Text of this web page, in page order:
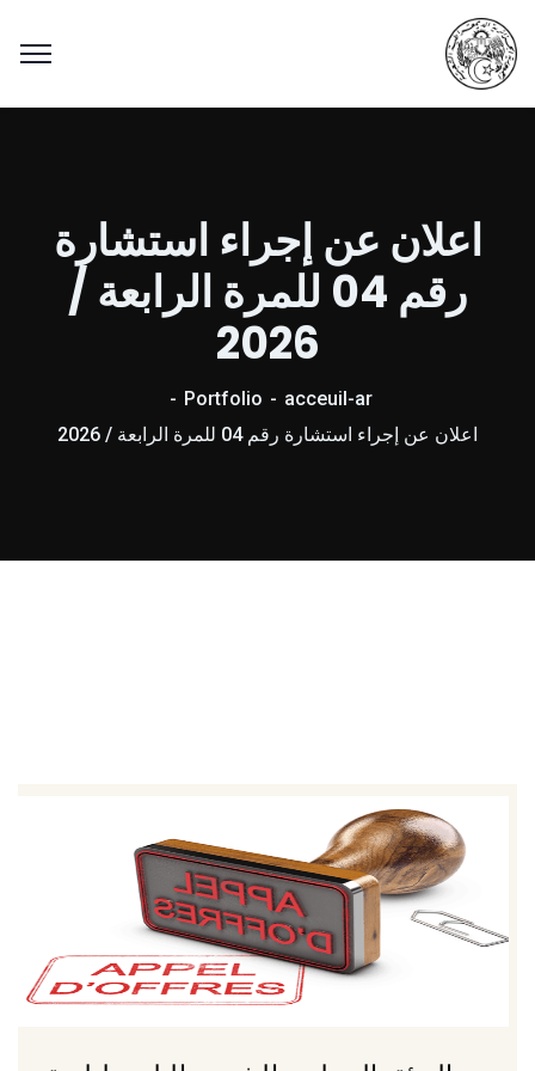
اعلان عن إجراء استشارة
رقم 04 للمرة الرابعة /
2026
acceuil-ar
Portfolio
اعلان عن إجراء استشارة رقم 04 للمرة الرابعة / 2026